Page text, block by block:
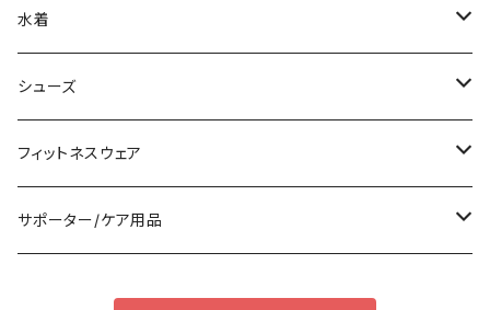
その他
オールインワン
ロング/マキシ
袖付き
ノースリーブ
パンツドレス
クラッチバッグ
フォーマルバッグ
カジュアルバッグ
バックパック
ブラ/ブラトップ/ベアトップ
ショーツ
タンクトップ/キャミソール
半袖/5分
水着
タンキニ
バンドゥビキニ
ワンピース
シューズ
スニーカー
ブーツ
フィットネスウェア
セット販売
サポーター/ケア用品